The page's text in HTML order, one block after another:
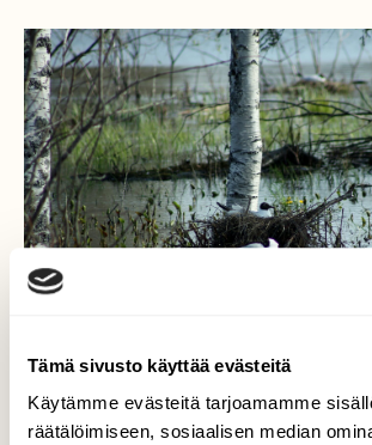
Tämä sivusto käyttää evästeitä
Käytämme evästeitä tarjoamamme
räätälöimiseen, sosiaalisen median